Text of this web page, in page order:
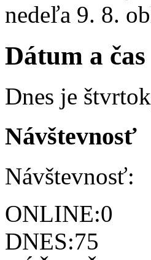
nedeľa 9. 8.
Dátum a čas
Dnes je štvrtok
Návštevnosť
Návštevnosť:
ONLINE:0
DNES:75